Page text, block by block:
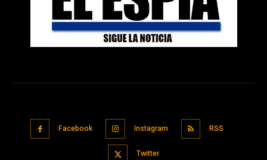
Facebook Instagram RSS
Twitter